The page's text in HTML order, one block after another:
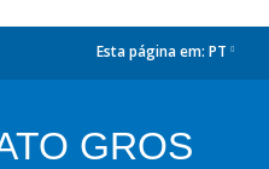
Esta página em: PT
GROS